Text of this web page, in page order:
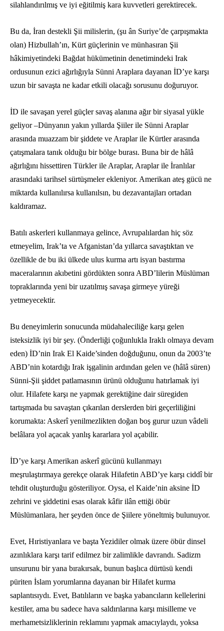
silahlandırılmış ve iyi eğitilmiş kara kuvvetleri gerektirecek.
Bu da, İran destekli Şii milislerin, (şu ân Suriye’de çarpışmakta
olan) Hizbullah’ın, Kürt güçlerinin ve münhasıran Şii
hâkimiyetindeki Bağdat hükümetinin denetimindeki Irak
ordusunun ezici ağırlığıyla Sünni Araplara dayanan İD’ye karşı
uzun bir savaşta ne kadar etkili olacağı sorusunu doğuruyor.
İD ile savaşan yerel güçler savaş alanına ağır bir siyasal yükle
geliyor –Dünyanın yakın yıllarda Şiiler ile Sünni Araplar
arasında muazzam bir şiddete ve Araplar ile Kürtler arasında
çatışmalara tanık olduğu bir bölge burası. Buna bir de hâlâ
ağırlığını hissettiren Türkler ile Araplar, Araplar ile İranlılar
arasındaki tarihsel sürtüşmeler ekleniyor. Amerikan ateş gücü ne
miktarda kullanılırsa kullanılsın, bu dezavantajları ortadan
kaldıramaz.
Batılı askerleri kullanmaya gelince, Avrupalılardan hiç söz
etmeyelim, Irak’ta ve Afganistan’da yıllarca savaştıktan ve
özellikle de bu iki ülkede ulus kurma artı isyan bastırma
maceralarının akıbetini gördükten sonra ABD’lilerin Müslüman
topraklarında yeni bir uzatılmış savaşa girmeye yüreği
yetmeyecektir.
Bu deneyimlerin sonucunda müdahaleciliğe karşı gelen
isteksizlik iyi bir şey. (Önderliği çoğunlukla Iraklı olmaya devam
eden) İD’nin Irak El Kaide’sinden doğduğunu, onun da 2003’te
ABD’nin kotardığı Irak işgalinin ardından gelen ve (hâlâ süren)
Sünni-Şii şiddet patlamasının ürünü olduğunu hatırlamak iyi
olur. Hilafete karşı ne yapmak gerektiğine dair süregiden
tartışmada bu savaştan çıkarılan derslerden biri geçerliliğini
korumakta: Askerî yenilmezlikten doğan boş gurur uzun vâdeli
belâlara yol açacak yanlış kararlara yol açabilir.
İD’ye karşı Amerikan askerî gücünü kullanmayı
meşrulaştırmaya gerekçe olarak Hilafetin ABD’ye karşı ciddî bir
tehdit oluşturduğu gösteriliyor. Oysa, el Kaide’nin aksine İD
zehrini ve şiddetini esas olarak kâfir ilân ettiği öbür
Müslümanlara, her şeyden önce de Şiilere yöneltmiş bulunuyor.
Evet, Hıristiyanlara ve başta Yezidiler olmak üzere öbür dinsel
azınlıklara karşı tarif edilmez bir zalimlikle davrandı. Sadizm
unsurunu bir yana bırakırsak, bunun başlıca dürtüsü kendi
püriten İslam yorumlarına dayanan bir Hilafet kurma
saplantısıydı. Evet, Batılıların ve başka yabancıların kellelerini
kestiler, ama bu sadece hava saldırılarına karşı misilleme ve
merhametsizliklerinin reklamını yapmak amacıylaydı, yoksa